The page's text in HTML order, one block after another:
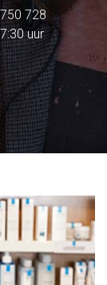
728
uur